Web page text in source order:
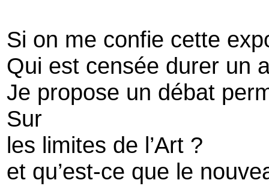
Si on me confie cette
Qui est censée durer un
Je propose un débat
Sur
les limites de l’Art ?
et qu’est-ce que le